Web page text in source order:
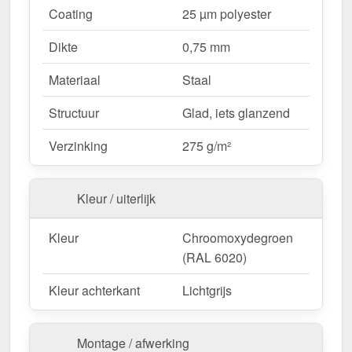
dankzij directe schroefverbinding.
Vaste lengtes– 2,00 m, bespaart tijd en
vermindert afval.
Ideaal voor de volgende toepassingen:
Dakdalen voor trapezium- en golfplaten–
Veilige afwatering en bescherming van het
dakoppervlak.
waterschade aan dakaansluitingen.
voor kleine dakoppervlakken.
Commerciële gebouwen & industriële hallen
Effectieve waterafvoer voor grote
Agrarische gebouwen– Weerbestendig voor
stallen & machinehallen.
Coating
25 µm polyester
Dikte
0,75 mm
Materiaal
Staal
Structuur
Glad, iets glanzend
Verzinking
275 g/m²
Kleur / uiterlijk
Kleur
Chroomoxydegroen
(RAL 6020)
Kleur achterkant
Lichtgrijs
Montage / afwerking